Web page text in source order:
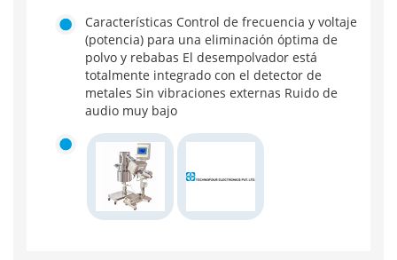
Características Control de frecuencia y voltaje
(potencia) para una eliminación óptima de
polvo y rebabas El desempolvador está
totalmente integrado con el detector de
metales Sin vibraciones externas Ruido de
audio muy bajo